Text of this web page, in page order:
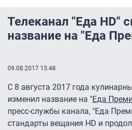
Телеканал "Еда HD"
название на "Еда
09.08.2017 15:48
С 8 августа 2017 года
изменил название на "Еда
пресс-службы канала, "Еда
стандарты вещания HD и